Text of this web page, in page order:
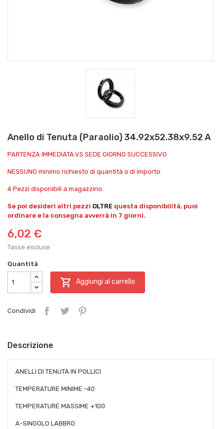
Anello di Tenuta (Paraolio) 34.92x52.38x9.52 A
PARTENZA IMMEDIATA.VS SEDE GIORNO SUCCESSIVO
NESSUNO minimo richiesto di quantità o di importo.
4 Pezzi disponibili a magazzino.
Se poi desideri altri pezzi OLTRE questa disponibilità, puoi
ordinare e la consegna avverrà in 7 giorni.
6,02 €
Tasse escluse
Quantità
 Aggiungi al carrello
Condividi
Descrizione
ANELLI DI TENUTA IN POLLICI
TEMPERATURE MINIME -40
TEMPERATURE MASSIME +100
A-SINGOLO LABBRO